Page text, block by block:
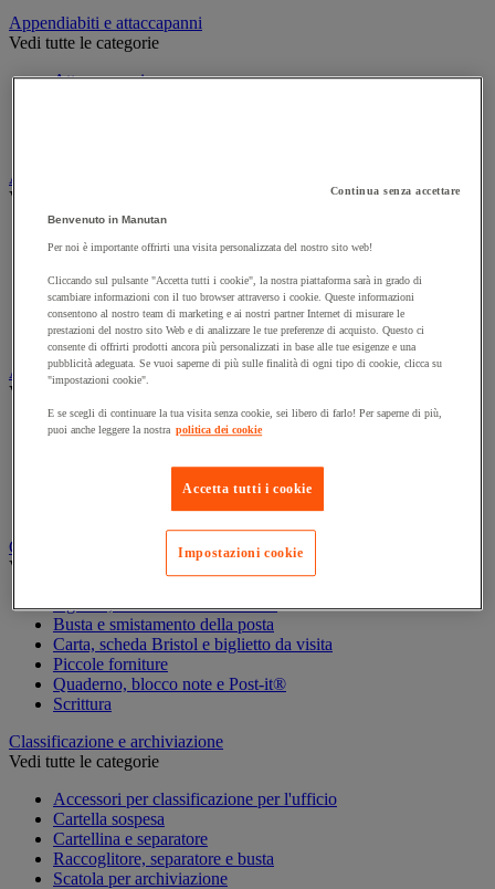
Appendiabiti e attaccapanni
Vedi tutte le categorie
Attaccapanni
Armadio e archiviazione
Vedi tutte le categorie
Archiviazione per cartelle sospese
Armadio
Armadio per ufficio
Carrello da ufficio
Libreria
Audiovisivi
Vedi tutte le categorie
Attrezzature audio e Hi-Fi
Fotocamera, videocamera e binocolo
Insonorizzazione e registrazione professionali
Strumenti per proiezione e videoproiezione
Cancelleria e forniture per ufficio
Vedi tutte le categorie
Agenda, calendario e sottomano
Busta e smistamento della posta
Carta, scheda Bristol e biglietto da visita
Piccole forniture
Quaderno, blocco note e Post-it®
Scrittura
Classificazione e archiviazione
Vedi tutte le categorie
Accessori per classificazione per l'ufficio
Cartella sospesa
Cartellina e separatore
Raccoglitore, separatore e busta
Scatola per archiviazione
Continua senza accettare
Benvenuto in Manutan
Per noi è importante offrirti una visita personalizzata del nostro sito web!
Cliccando sul pulsante "Accetta tutti i cookie", la nostra piattaforma sarà in grado di
scambiare informazioni con il tuo browser attraverso i cookie. Queste informazioni
consentono al nostro team di marketing e ai nostri partner Internet di misurare le
prestazioni del nostro sito Web e di analizzare le tue preferenze di acquisto. Questo ci
consente di offrirti prodotti ancora più personalizzati in base alle tue esigenze e una
pubblicità adeguata. Se vuoi saperne di più sulle finalità di ogni tipo di cookie, clicca su
"impostazioni cookie".
E se scegli di continuare la tua visita senza cookie, sei libero di farlo! Per saperne di più,
puoi anche leggere la nostra politica dei cookie
Accetta tutti i cookie
Impostazioni cookie